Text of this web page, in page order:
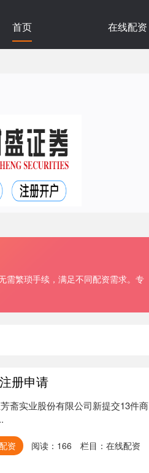
首页 在线配资
需繁琐手续，满足不同配资需求。专
册申请
斋实业股份有限公司新提交13件商
资 阅读： 166 栏目： 在线配资